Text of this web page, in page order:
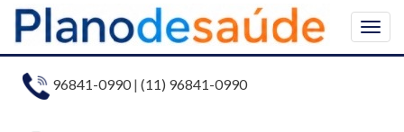
96841-0990| (11) 96841-0990